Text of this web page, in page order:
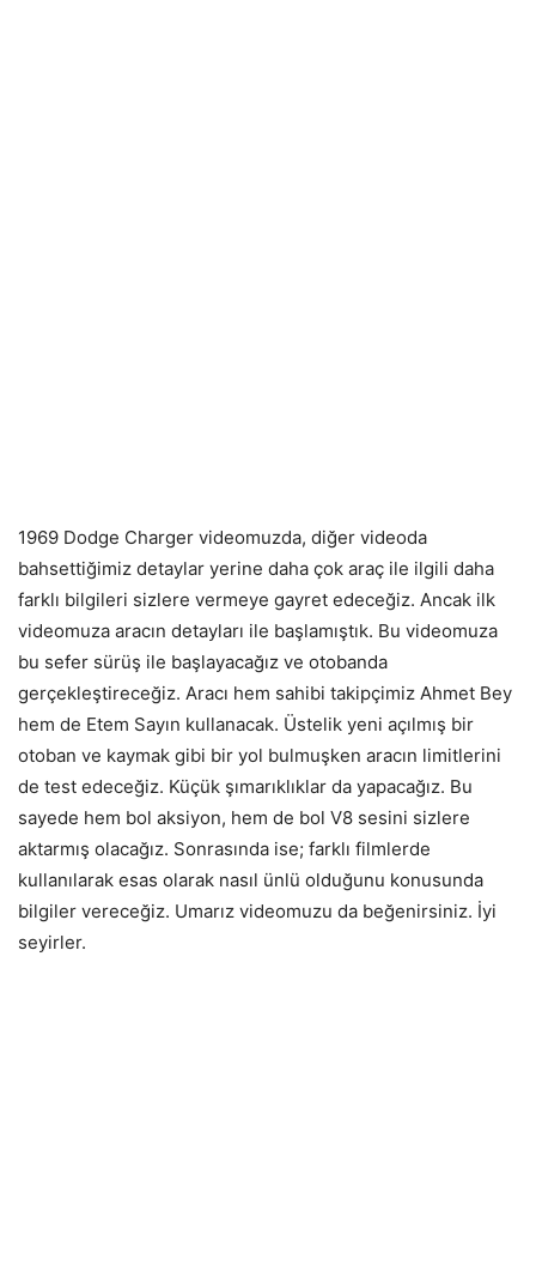
1969 Dodge Charger videomuzda, diğer videoda
bahsettiğimiz detaylar yerine daha çok araç ile ilgili daha
farklı bilgileri sizlere vermeye gayret edeceğiz. Ancak ilk
videomuza aracın detayları ile başlamıştık. Bu videomuza
bu sefer sürüş ile başlayacağız ve otobanda
gerçekleştireceğiz. Aracı hem sahibi takipçimiz Ahmet Bey
hem de Etem Sayın kullanacak. Üstelik yeni açılmış bir
otoban ve kaymak gibi bir yol bulmuşken aracın limitlerini
de test edeceğiz. Küçük şımarıklıklar da yapacağız. Bu
sayede hem bol aksiyon, hem de bol V8 sesini sizlere
aktarmış olacağız. Sonrasında ise; farklı filmlerde
kullanılarak esas olarak nasıl ünlü olduğunu konusunda
bilgiler vereceğiz. Umarız videomuzu da beğenirsiniz. İyi
seyirler.